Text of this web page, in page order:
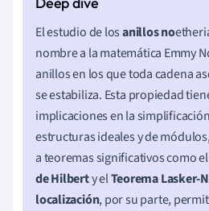
El estudio de losanillos no
nombre a la matemática Emmy
anillos en los que toda cadena
se estabiliza. Esta propiedad
implicaciones en la
estructuras ideales y de
a teoremas significativos como el
de Hilberty elTeorema Lasker-
localización, por su parte,